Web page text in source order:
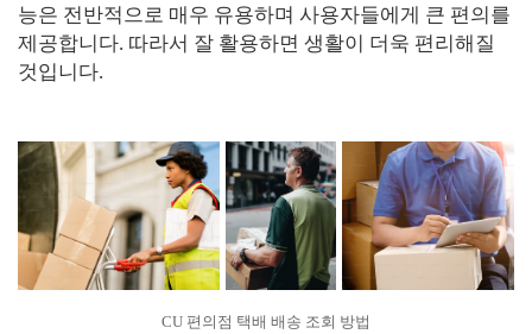
능은 전반적으로 매우 유용하며 사용자들에게 큰 편의를
제공합니다. 따라서 잘 활용하면 생활이 더욱 편리해질
것입니다.
CU 편의점 택배 배송 조회 방법